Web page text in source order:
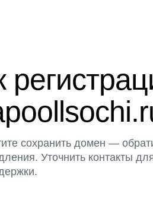
сохранить домен —
Уточнить контакты